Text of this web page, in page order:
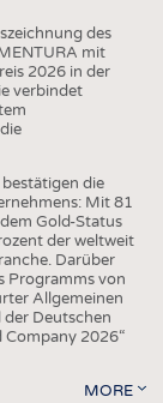
des
mit
2026 in der
verbindet
die
Mit 81
Gold-Status
der weltweit
Darüber
Programms von
Allgemeinen
Deutschen
Company 2026“
MORE